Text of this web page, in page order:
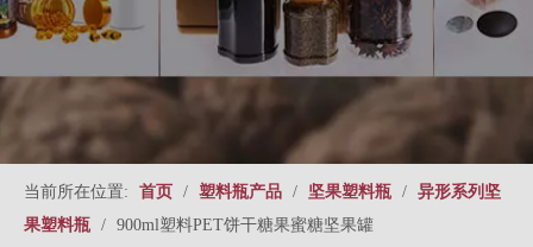
当前所在位置: 首页 / 塑料瓶产品 / 坚果塑料瓶 / 异形系列坚
果塑料瓶 / 900ml塑料PET饼干糖果蜜糖坚果罐